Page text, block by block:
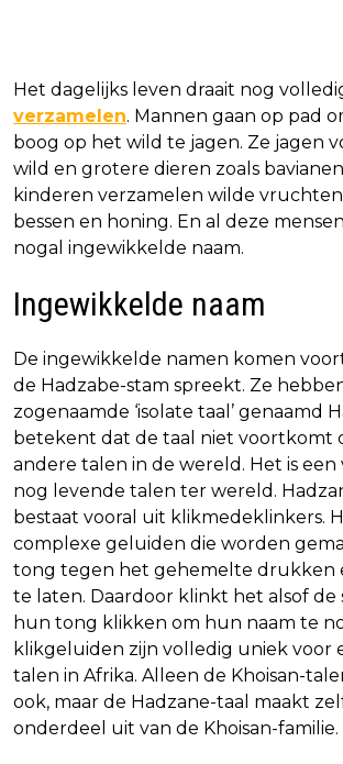
Het dagelijks leven draait nog
verzamelen. Mannen gaan op pad
boog op het wild te jagen. Ze jagen
wild en grotere dieren zoals
kinderen verzamelen wilde
bessen en honing. En al deze
nogal ingewikkelde naam.
Ingewikkelde naam
De ingewikkelde namen komen
de Hadzabe-stam spreekt. Ze
zogenaamde ‘isolate taal’ genaamd
betekent dat de taal niet voortkomt
andere talen in de wereld. Het is een
nog levende talen ter wereld.
bestaat vooral uit klikmedeklinkers.
complexe geluiden die worden
tong tegen het gehemelte drukken
te laten. Daardoor klinkt het alsof
hun tong klikken om hun naam te
klikgeluiden zijn volledig uniek voor
talen in Afrika. Alleen de Khoisan-
ook, maar de Hadzane-taal maakt
onderdeel uit van de Khoisan-familie.